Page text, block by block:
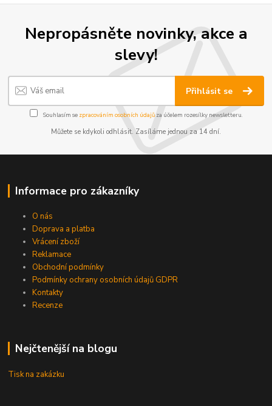
Nepropásněte novinky, akce a
slevy!
Přihlásit se
Souhlasím se zpracováním osobních údajůza účelem rozesílky newsletteru.
Můžete se kdykoli odhlásit. Zasíláme jednou za 14 dní.
Informace pro zákazníky
O nás
Doprava a platba
Vrácení zboží
Reklamace
Obchodní podmínky
Podmínky ochrany osobních údajů GDPR
Kontakty
Recenze
Nejčtenější na blogu
Tisk na zakázku